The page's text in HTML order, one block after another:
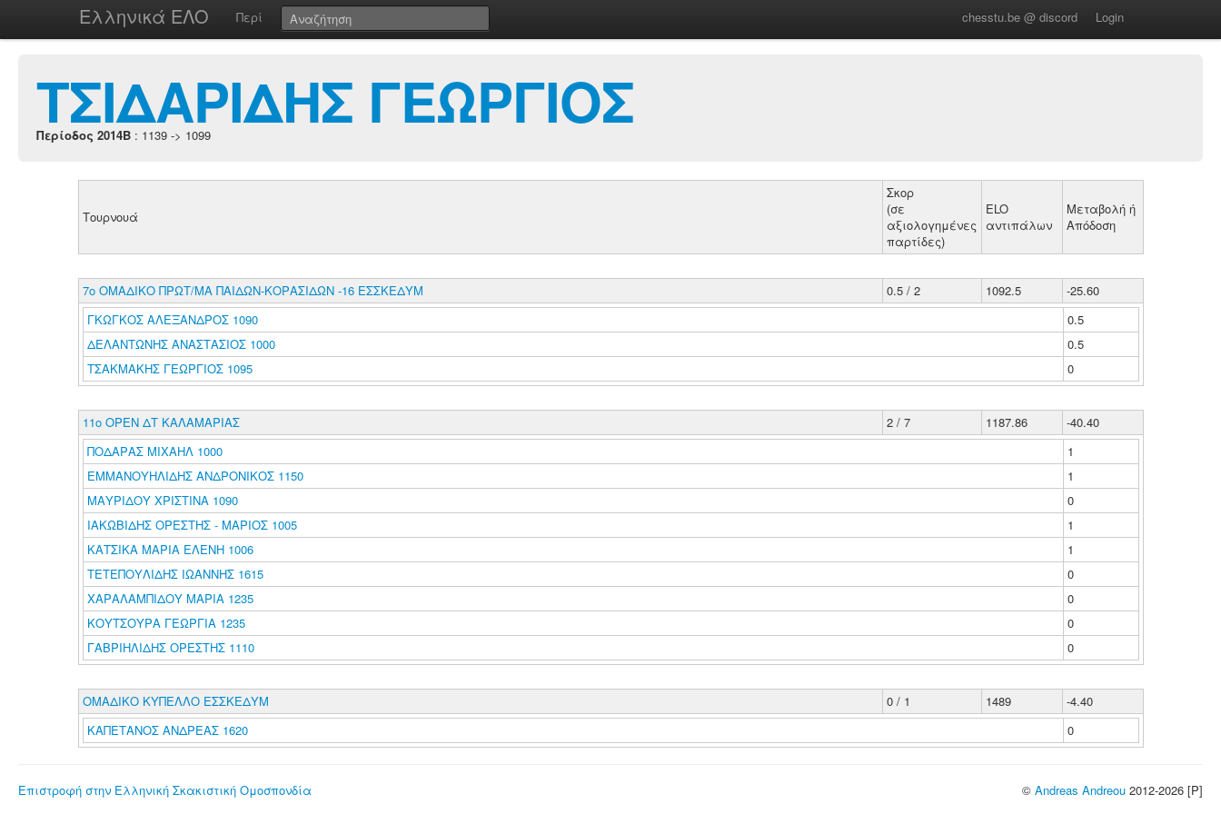
Ελληνικά ΕΛΟ Περί chesstu.be @ discord Login
ΤΣΙΔΑΡΙΔΗΣ ΓΕΩΡΓΙΟΣ
Περίοδος 2014B : 1139 -> 1099
Τουρνουά
Σκορ
(σε
αξιολογημένες
παρτίδες)
ELO
αντιπάλων
Μεταβολή ή
Απόδοση
7ο ΟΜΑΔΙΚΟ ΠΡΩΤ/ΜΑ ΠΑΙΔΩΝ-ΚΟΡΑΣΙΔΩΝ -16 ΕΣΣΚΕΔΥΜ 0.5 / 2 1092.5
-25.60
ΓΚΩΓΚΟΣ ΑΛΕΞΑΝΔΡΟΣ 1090
0.5
ΔΕΛΑΝΤΩΝΗΣ ΑΝΑΣΤΑΣΙΟΣ 1000
0.5
ΤΣΑΚΜΑΚΗΣ ΓΕΩΡΓΙΟΣ 1095
0
11o ΟΡΕΝ ΔΤ ΚΑΛΑΜΑΡΙΑΣ 2 / 7 1187.86
-40.40
ΠΟΔΑΡΑΣ ΜΙΧΑΗΛ 1000
1
ΕΜΜΑΝΟΥΗΛΙΔΗΣ ΑΝΔΡΟΝΙΚΟΣ 1150
1
ΜΑΥΡΙΔΟΥ ΧΡΙΣΤΙΝΑ 1090
0
ΙΑΚΩΒΙΔΗΣ ΟΡΕΣΤΗΣ - ΜΑΡΙΟΣ 1005
1
ΚΑΤΣΙΚΑ ΜΑΡΙΑ ΕΛΕΝΗ 1006
1
ΤΕΤΕΠΟΥΛΙΔΗΣ ΙΩΑΝΝΗΣ 1615
0
ΧΑΡΑΛΑΜΠΙΔΟΥ ΜΑΡΙΑ 1235
0
ΚΟΥΤΣΟΥΡΑ ΓΕΩΡΓΙΑ 1235
0
ΓΑΒΡΙΗΛΙΔΗΣ ΟΡΕΣΤΗΣ 1110
0
ΟΜΑΔΙΚΟ ΚΥΠΕΛΛΟ ΕΣΣΚΕΔΥΜ 0 / 1 1489
-4.40
ΚΑΠΕΤΑΝΟΣ ΑΝΔΡΕΑΣ 1620
0
Επιστροφή στην Ελληνική Σκακιστική Ομοσπονδία © Andreas Andreou 2012-2026 [P]